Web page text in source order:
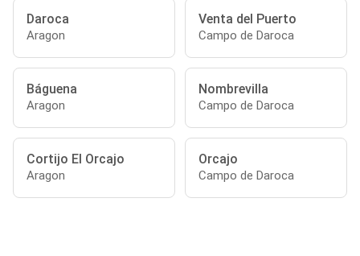
Daroca
Aragon
Venta del Puerto
Campo de Daroca
Báguena
Aragon
Nombrevilla
Campo de Daroca
Cortijo El Orcajo
Aragon
Orcajo
Campo de Daroca